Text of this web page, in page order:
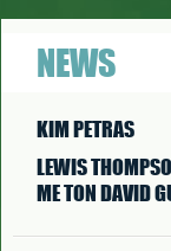
NEWS
KIM PETRAS
LEWIS
ΜΕ ΤΟΝ DAVID